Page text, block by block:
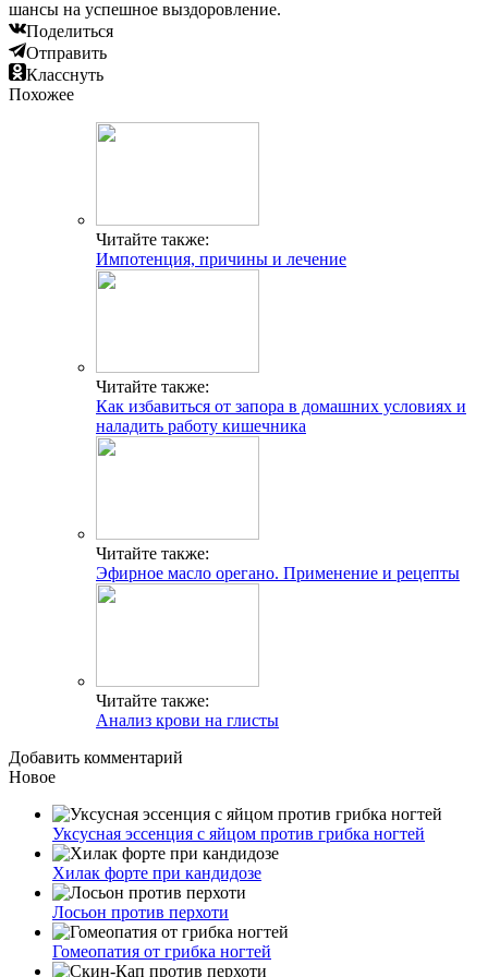
шансы на успешное выздоровление.
Поделиться
Отправить
Класснуть
Похожее
Читайте также:
Импотенция, причины и лечение
Читайте также:
Как избавиться от запора в домашних условиях и
наладить работу кишечника
Читайте также:
Эфирное масло орегано. Применение и рецепты
Читайте также:
Анализ крови на глисты
Добавить комментарий
Новое
Уксусная эссенция с яйцом против грибка ногтей
Хилак форте при кандидозе
Лосьон против перхоти
Гомеопатия от грибка ногтей